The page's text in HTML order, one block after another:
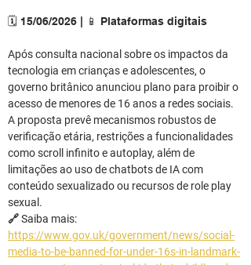
🗓️ 15/06/2026 | 📱 Plataformas digitais
Após consulta nacional sobre os impactos da
tecnologia em crianças e adolescentes, o
governo britânico anunciou plano para proibir o
acesso de menores de 16 anos a redes sociais.
A proposta prevê mecanismos robustos de
verificação etária, restrições a funcionalidades
como scroll infinito e autoplay, além de
limitações ao uso de chatbots de IA com
conteúdo sexualizado ou recursos de role play
sexual.
🔗 Saiba mais:
https://www.gov.uk/government/news/social-
media-to-be-banned-for-under-16s-in-landmark-